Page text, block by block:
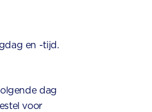
en -tijd.
dag
voor